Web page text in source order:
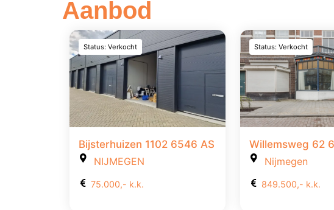
Aanbod
Bijsterhuizen 1102 6546 AS
NIJMEGEN
Status: Verkocht
75.000,- k.k.
Willemsweg 62
Nijmegen
Status: Verkocht
849.500,- k.k.